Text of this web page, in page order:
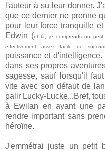
l'auteur à su leur donner.
que ce dernier ne prenne
pour leur force tranquille
Edwin (et là, je comprends un
effectivement assez facile de
puissance et
dans ses propres
sagesse, sauf lorsqu'il
vite avec son défaut de
palir Lucky-Lucke...Bref,
à Ewilan en ayant une
rendre important sans
héroïne.
J'emmétrai juste un petit